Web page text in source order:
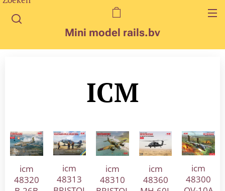
Mini model rails.bv
ICM
icm
48320
icm
48313
icm
48310
icm
48360
icm
48300